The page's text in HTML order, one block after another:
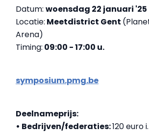
Datum: woensdag 22 januari '25
Locatie: Meetdistrict Gent
Arena)
Timing: 09:00 - 17:00 u.
symposium.pmg.be
Deelnameprijs:
• Bedrijven/federaties:120 euro